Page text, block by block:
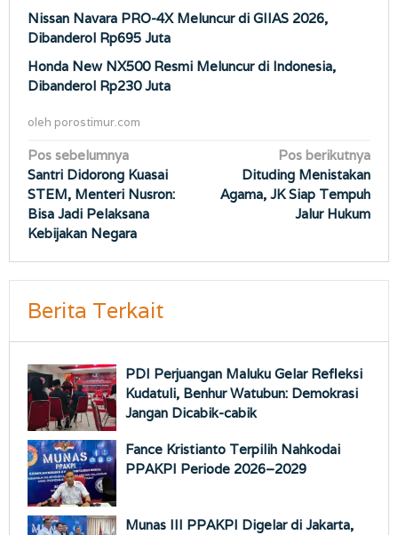
Nissan Navara PRO-4X Meluncur di GIIAS 2026,
Dibanderol Rp695 Juta
Honda New NX500 Resmi Meluncur di Indonesia,
Dibanderol Rp230 Juta
oleh porostimur.com
Navigasi
pos
Pos sebelumnya
Santri Didorong Kuasai
STEM, Menteri Nusron:
Bisa Jadi Pelaksana
Kebijakan Negara
Pos berikutnya
Dituding Menistakan
Agama, JK Siap Tempuh
Jalur Hukum
Berita Terkait
PDI Perjuangan Maluku Gelar Refleksi
Kudatuli, Benhur Watubun: Demokrasi
Jangan Dicabik-cabik
Fance Kristianto Terpilih Nahkodai
PPAKPI Periode 2026–2029
Munas III PPAKPI Digelar di Jakarta,